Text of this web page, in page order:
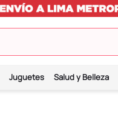
Juguetes Salud y Belleza